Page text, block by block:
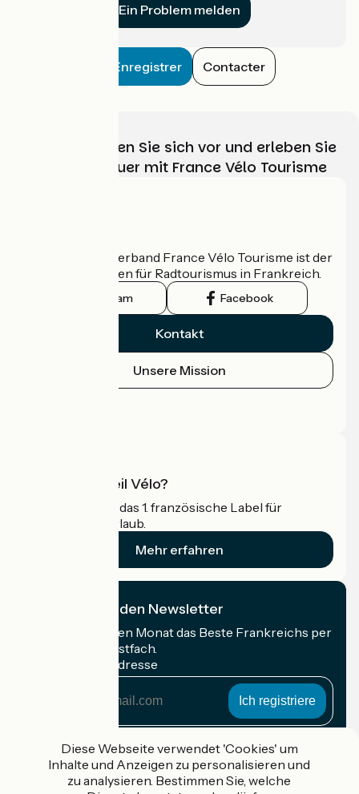
Ein Problem melden
Enregistrer Contacter
Wählen, bereiten Sie sich vor und erleben Sie
Ihr Radabenteuer mit France Vélo Tourisme
Der nationale Verband France Vélo Tourisme ist der
offizielle Leitfaden für Radtourismus in Frankreich.
Instagram Facebook
Kontakt
Unsere Mission
Was ist Accueil Vélo?
Accueil Vélo ist das 1. französische Label für
Radfahrer im Urlaub.
Mehr erfahren
Ich abonniere den Newsletter
Erhalten Sie jeden Monat das Beste Frankreichs per
Rad in Ihrem Postfach.
Meine E-Mail-Adresse
Adresse
Gefördert im Rahmen von Destination France
Diese Webseite verwendet 'Cookies' um
Inhalte und Anzeigen zu personalisieren und
zu analysieren. Bestimmen Sie, welche